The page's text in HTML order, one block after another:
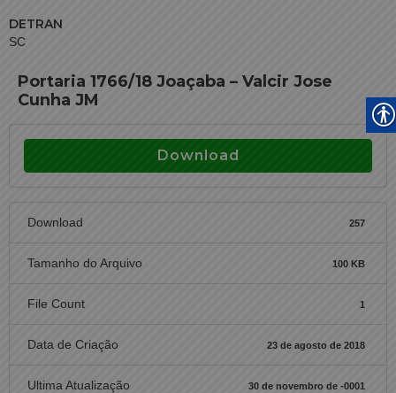
DETRAN
SC
Portaria 1766/18 Joaçaba – Valcir Jose
Cunha JM
Download
Download 257
Tamanho do Arquivo 100 KB
File Count 1
Data de Criação 23 de agosto de 2018
Ultima Atualização 30 de novembro de -0001